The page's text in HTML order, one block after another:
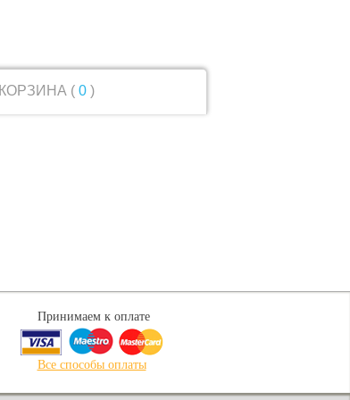
КОРЗИНА (0 )
Принимаем к оплате
Все способы оплаты